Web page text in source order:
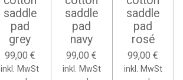
saddle
pad
grey
99,00 €
inkl. MwSt
saddle
pad
navy
99,00 €
inkl. MwSt
saddle
pad
rosé
99,00 €
inkl. MwSt